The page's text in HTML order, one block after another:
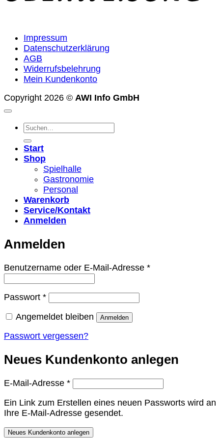
Impressum
Datenschutzerklärung
AGB
Widerrufsbelehrung
Mein Kundenkonto
Copyright 2026 © AWI Info GmbH
Suchen
Start
Shop
Spielhalle
Gastronomie
Personal
Warenkorb
Service/Kontakt
Anmelden
Anmelden
Benutzername oder E-Mail-Adresse *Erforderlich
Passwort *Erforderlich
Angemeldet bleiben Anmelden
Passwort vergessen?
Neues Kundenkonto anlegen
E-Mail-Adresse *Erforderlich
Ein Link zum Erstellen eines neuen Passworts wird an
Ihre E-Mail-Adresse gesendet.
Neues Kundenkonto anlegen